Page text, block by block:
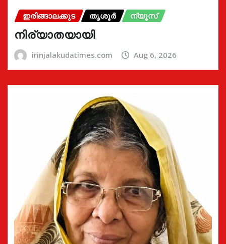
ഇരിങ്ങാലക്കുട തൃശൂർ ന്യൂസ്
നിര്യാതയായി
irinjalakudatimes.com Aug 6, 2026